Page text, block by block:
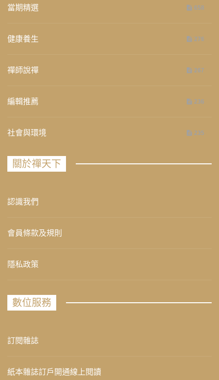
當期精選 658
健康養生 276
禪師說禪 267
編輯推薦 236
社會與環境 235
關於禪天下
認識我們
會員條款及規則
隱私政策
數位服務
訂閱雜誌
紙本雜誌訂戶開通線上閱讀